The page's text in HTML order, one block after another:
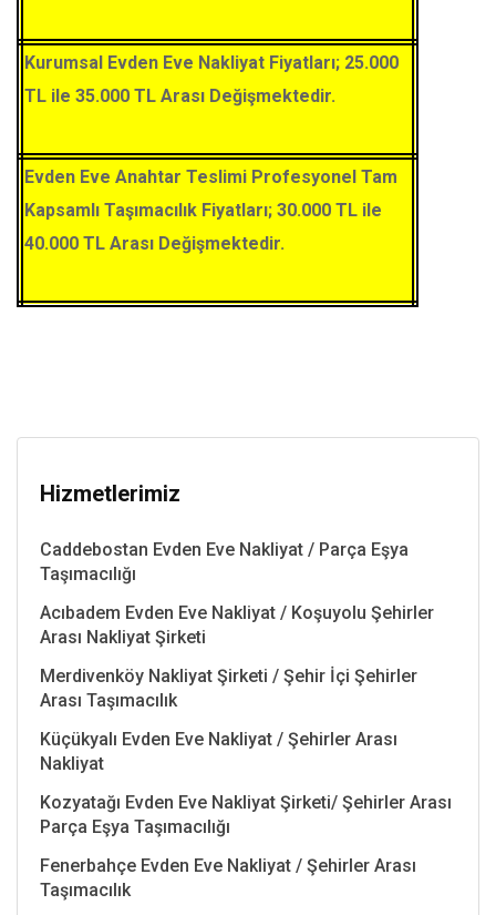
Kurumsal Evden Eve Nakliyat Fiyatları; 25.000
TL ile 35.000 TL Arası Değişmektedir.
Evden Eve Anahtar Teslimi Profesyonel Tam
Kapsamlı Taşımacılık Fiyatları; 30.000 TL ile
40.000 TL Arası Değişmektedir.
Hizmetlerimiz
Caddebostan Evden Eve Nakliyat / Parça Eşya
Taşımacılığı
Acıbadem Evden Eve Nakliyat / Koşuyolu Şehirler
Arası Nakliyat Şirketi
Merdivenköy Nakliyat Şirketi / Şehir İçi Şehirler
Arası Taşımacılık
Küçükyalı Evden Eve Nakliyat / Şehirler Arası
Nakliyat
Kozyatağı Evden Eve Nakliyat Şirketi/ Şehirler Arası
Parça Eşya Taşımacılığı
Fenerbahçe Evden Eve Nakliyat / Şehirler Arası
Taşımacılık